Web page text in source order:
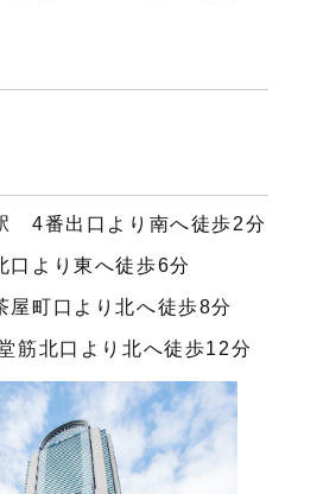
4番出口より南へ徒歩2分
より東へ徒歩6分
町口より北へ徒歩8分
北口より北へ徒歩12分